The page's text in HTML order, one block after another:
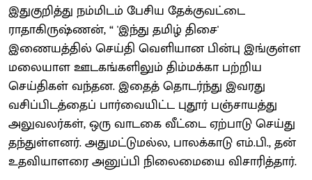
இதுகுறித்து நம்மிடம் பேசிய தேக்குவட்டை
ராதாகிருஷ்ணன், “ 'இந்து தமிழ் திசை'
இணையத்தில் செய்தி வெளியான பின்பு இங்குள்ள
மலையாள ஊடகங்களிலும் திம்மக்கா பற்றிய
செய்திகள் வந்தன. இதைத் தொடர்ந்து இவரது
வசிப்பிடத்தைப் பார்வையிட்ட புதூர் பஞ்சாயத்து
அலுவலர்கள், ஒரு வாடகை வீட்டை ஏற்பாடு செய்து
தந்துள்ளனர். அதுமட்டுமல்ல, பாலக்காடு எம்.பி., தன்
உதவியாளரை அனுப்பி நிலைமையை விசாரித்தார்.